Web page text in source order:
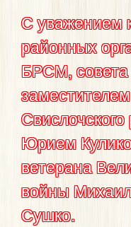
С уважением
районных
БРСМ, совета
Юрием
ветерана
войны
Сушко.